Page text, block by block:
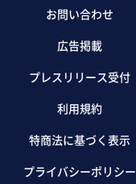
お問い合わせ
広告掲載
プレスリリース受付
利用規約
特商法に基づく表示
プライバシーポリシー